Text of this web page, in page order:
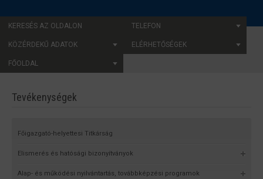
KERESÉS AZ OLDALON TELEFON
KÖZÉRDEKŰ ADATOK ELÉRHETŐSÉGEK
FŐOLDAL
Tevékenységek
Főigazgató-helyettesi Titkárság
Elismerés és hatósági bizonyítványok
Alap- és működési nyilvántartás, továbbképzési programok